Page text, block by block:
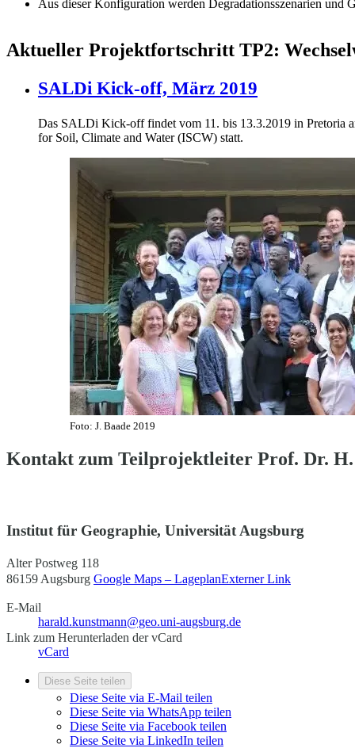
Aus dieser Konfiguration werden Degradationsszenarien und
Aktueller Projektfortschritt TP2:
SALDi Kick-off, März 2019
Das SALDi Kick-off findet vom 11. bis 13.3.2019 in Pretoria
for Soil, Climate and Water (ISCW) statt.
Foto: J. Baade 2019
Kontakt zum Teilprojektleiter Prof. Dr.
Institut für Geographie, Universität Augsburg
Alter Postweg 118
86159 Augsburg Google Maps – LageplanExterner Link
E-Mail
harald.kunstmann@geo.uni-augsburg.de
Link zum Herunterladen der vCard
vCard
Diese Seite teilen
Diese Seite via E-Mail teilen
Diese Seite via WhatsApp teilen
Diese Seite via Facebook teilen
Diese Seite via LinkedIn teilen